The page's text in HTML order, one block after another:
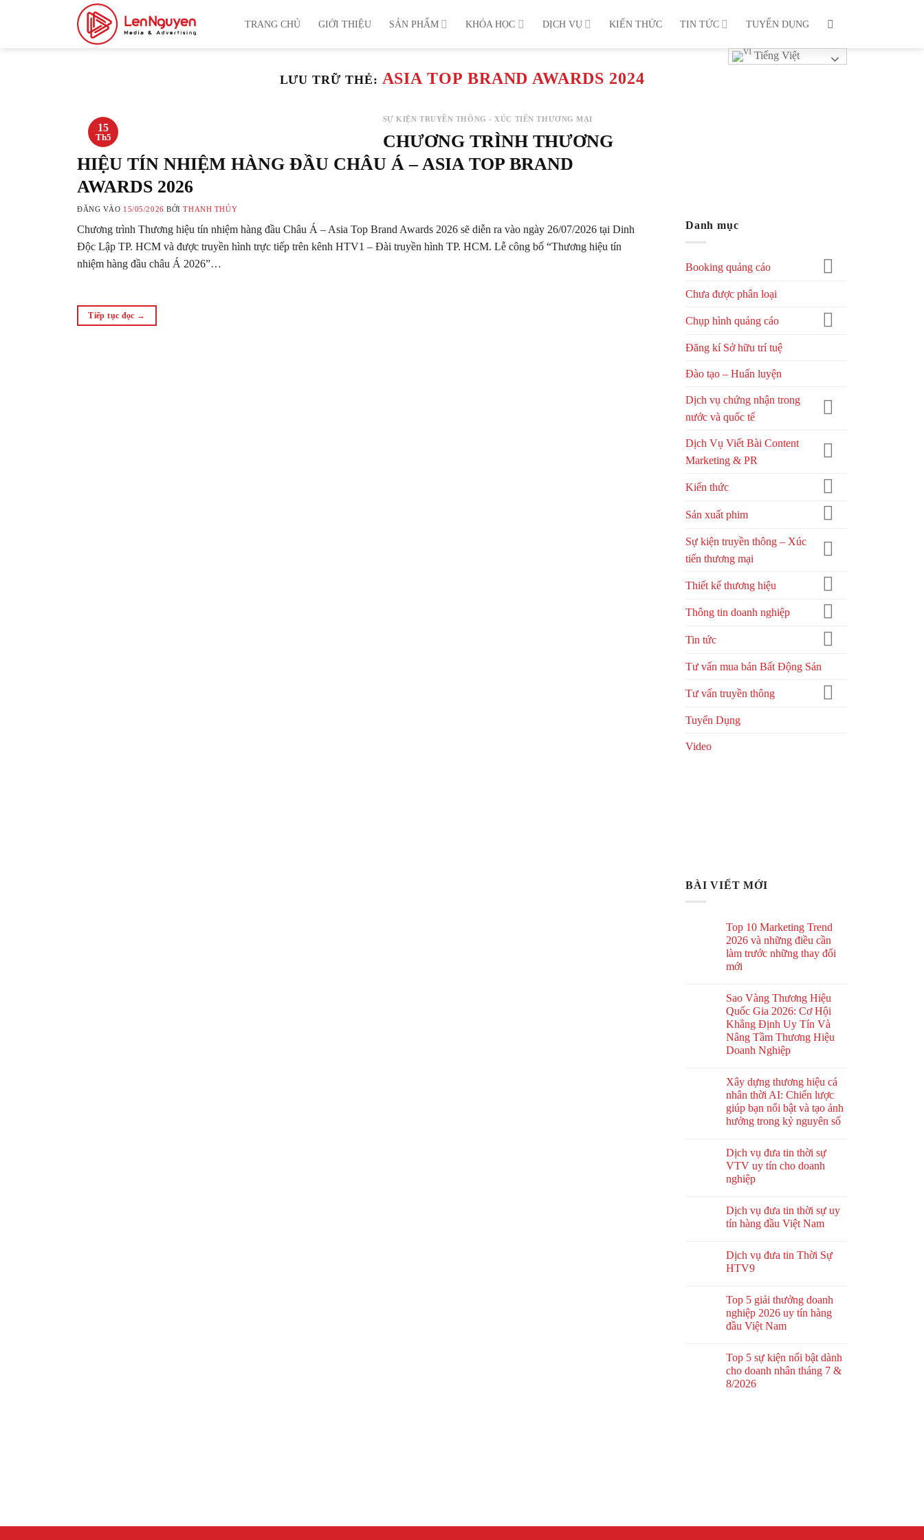
TRANG CHỦ GIỚI THIỆU SẢN PHẨM KHÓA HỌC DỊCH VỤ KIẾN THỨC TIN TỨC TUYỂN DỤNG
Tiếng Việt
LƯU TRỮ THẺ: ASIA TOP BRAND AWARDS 2024
15
Th5
SỰ KIỆN TRUYỀN THÔNG - XÚC TIẾN THƯƠNG MẠI
CHƯƠNG TRÌNH THƯƠNG
HIỆU TÍN NHIỆM HÀNG ĐẦU CHÂU Á – ASIA TOP BRAND
AWARDS 2026
ĐĂNG VÀO 15/05/2026 BỞITHANH THỦY
Chương trình Thương hiệu tín nhiệm hàng đầu Châu Á – Asia Top Brand Awards 2026 sẽ diễn ra vào ngày 26/07/2026 tại Dinh
Độc Lập TP. HCM và được truyền hình trực tiếp trên kênh HTV1 – Đài truyền hình TP. HCM. Lễ công bố “Thương hiệu tín
nhiệm hàng đầu châu Á 2026”…
Tiếp tục đọc →
Danh mục
Booking quảng cáo
Chưa được phân loại
Chụp hình quảng cáo
Đăng kí Sở hữu trí tuệ
Đào tạo – Huấn luyện
Dịch vụ chứng nhận trong
nước và quốc tế
Dịch Vụ Viết Bài Content
Marketing & PR
Kiến thức
Sản xuất phim
Sự kiện truyền thông – Xúc
tiến thương mại
Thiết kế thương hiệu
Thông tin doanh nghiệp
Tin tức
Tư vấn mua bán Bất Động Sản
Tư vấn truyền thông
Tuyển Dụng
Video
BÀI VIẾT MỚI
Top 10 Marketing Trend
2026 và những điều cần
làm trước những thay đổi
mới
Sao Vàng Thương Hiệu
Quốc Gia 2026: Cơ Hội
Khẳng Định Uy Tín Và
Nâng Tầm Thương Hiệu
Doanh Nghiệp
Xây dựng thương hiệu cá
nhân thời AI: Chiến lược
giúp bạn nổi bật và tạo ảnh
hưởng trong kỷ nguyên số
Dịch vụ đưa tin thời sự
VTV uy tín cho doanh
nghiệp
Dịch vụ đưa tin thời sự uy
tín hàng đầu Việt Nam
Dịch vụ đưa tin Thời Sự
HTV9
Top 5 giải thưởng doanh
nghiệp 2026 uy tín hàng
đầu Việt Nam
Top 5 sự kiện nổi bật dành
cho doanh nhân tháng 7 &
8/2026